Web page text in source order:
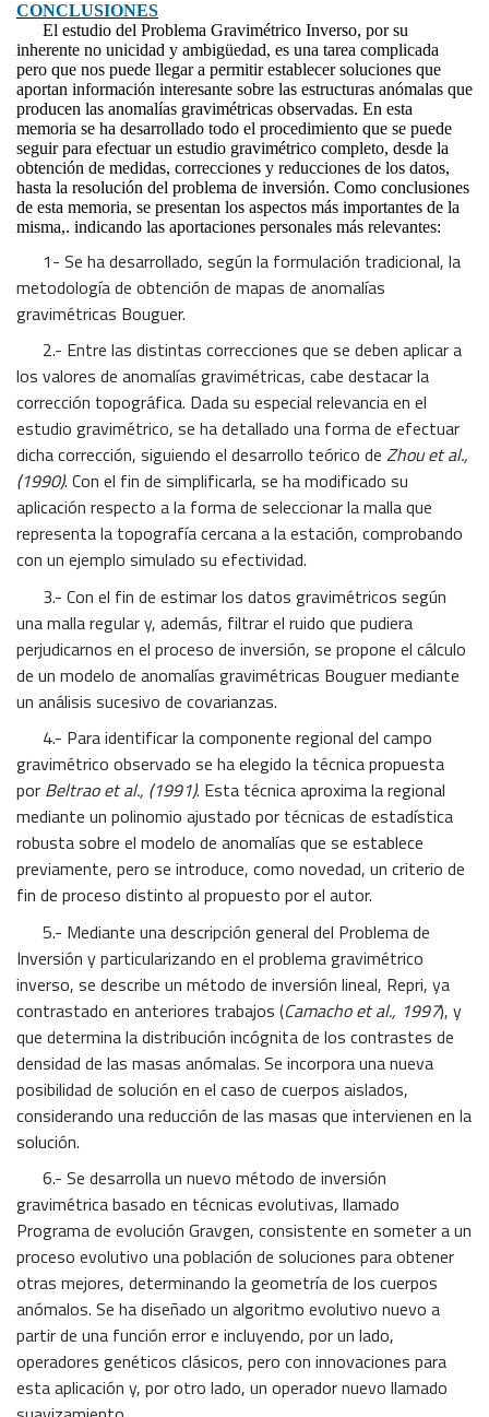
CONCLUSIONES
El estudio del Problema Gravimétrico Inverso, por su
inherente no unicidad y ambigüedad, es una tarea complicada
pero que nos puede llegar a permitir establecer soluciones que
aportan información interesante sobre las estructuras anómalas que
producen las anomalías gravimétricas observadas. En esta
memoria se ha desarrollado todo el procedimiento que se puede
seguir para efectuar un estudio gravimétrico completo, desde la
obtención de medidas, correcciones y reducciones de los datos,
hasta la resolución del problema de inversión. Como conclusiones
de esta memoria, se presentan los aspectos más importantes de la
misma,. indicando las aportaciones personales más relevantes:
1- Se ha desarrollado, según la formulación tradicional, la
metodología de obtención de mapas de anomalías
gravimétricas Bouguer.
2.- Entre las distintas correcciones que se deben aplicar a
los valores de anomalías gravimétricas, cabe destacar la
corrección topográfica. Dada su especial relevancia en el
estudio gravimétrico, se ha detallado una forma de efectuar
dicha corrección, siguiendo el desarrollo teórico de Zhou et al.,
(1990). Con el fin de simplificarla, se ha modificado su
aplicación respecto a la forma de seleccionar la malla que
representa la topografía cercana a la estación, comprobando
con un ejemplo simulado su efectividad.
3.- Con el fin de estimar los datos gravimétricos según
una malla regular y, además, filtrar el ruido que pudiera
perjudicarnos en el proceso de inversión, se propone el cálculo
de un modelo de anomalías gravimétricas Bouguer mediante
un análisis sucesivo de covarianzas.
4.- Para identificar la componente regional del campo
gravimétrico observado se ha elegido la técnica propuesta
por Beltrao et al., (1991). Esta técnica aproxima la regional
mediante un polinomio ajustado por técnicas de estadística
robusta sobre el modelo de anomalías que se establece
previamente, pero se introduce, como novedad, un criterio de
fin de proceso distinto al propuesto por el autor.
5.- Mediante una descripción general del Problema de
Inversión y particularizando en el problema gravimétrico
inverso, se describe un método de inversión lineal, Repri, ya
contrastado en anteriores trabajos (Camacho et al., 1997), y
que determina la distribución incógnita de los contrastes de
densidad de las masas anómalas. Se incorpora una nueva
posibilidad de solución en el caso de cuerpos aislados,
considerando una reducción de las masas que intervienen en la
solución.
6.- Se desarrolla un nuevo método de inversión
gravimétrica basado en técnicas evolutivas, llamado
Programa de evolución Gravgen, consistente en someter a un
proceso evolutivo una población de soluciones para obtener
otras mejores, determinando la geometría de los cuerpos
anómalos. Se ha diseñado un algoritmo evolutivo nuevo a
partir de una función error e incluyendo, por un lado,
operadores genéticos clásicos, pero con innovaciones para
esta aplicación y, por otro lado, un operador nuevo llamado